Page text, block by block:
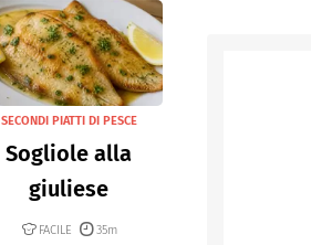
SECONDI PIATTI DI PESCE
Sogliole alla
giuliese
FACILE 35m